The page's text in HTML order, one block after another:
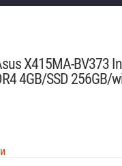
X415MA-BV373
4GB/SSD 256GB/